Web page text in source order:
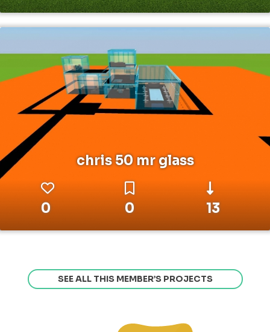
chris 50 mr glass
0 0 13
SEE ALL THIS MEMBER’S PROJECTS